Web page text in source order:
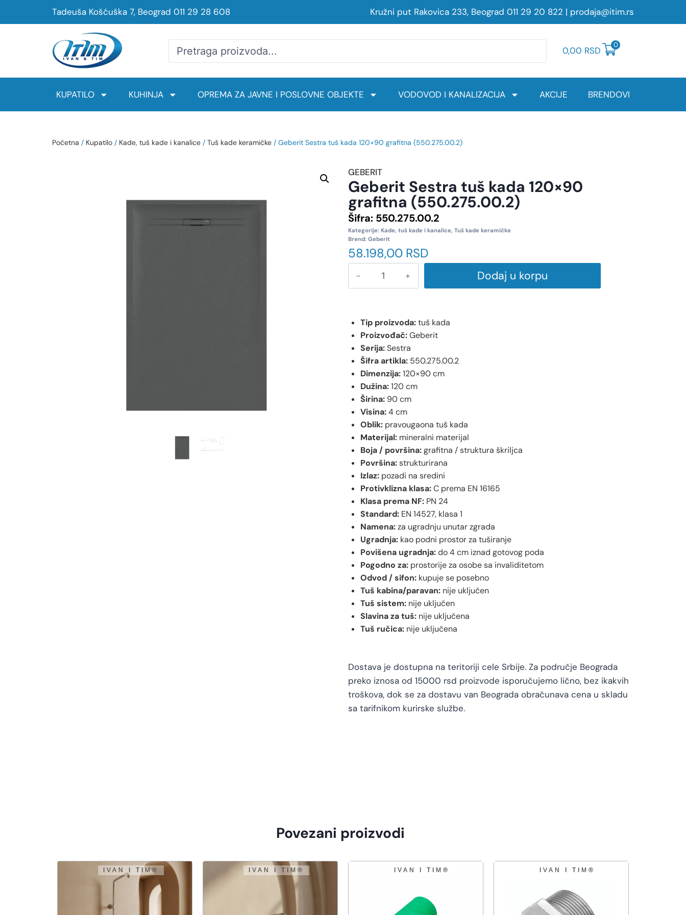
Tadeuša Košćuška 7, Beograd 011 29 28 608 Kružni put Rakovica 233, Beograd 011 29 20 822 | prodaja@itim.rs
0,00 RSD
0
KUPATILO KUHINJA OPREMA ZA JAVNE I POSLOVNE OBJEKTE VODOVOD I KANALIZACIJA AKCIJE BRENDOVI
Početna / Kupatilo / Kade, tuš kade i kanalice / Tuš kade keramičke / Geberit Sestra tuš kada 120×90 grafitna (550.275.00.2)
GEBERIT
Geberit Sestra tuš kada 120×90
grafitna (550.275.00.2)
Šifra: 550.275.00.2
Kategorije: Kade, tuš kade i kanalice, Tuš kade keramičke
Brend: Geberit
58.198,00 RSD
Dodaj u korpu
Tip proizvoda:tuš kada
Proizvođač:Geberit
Serija:Sestra
Šifra artikla: 550.275.00.2
Dimenzija:120×90 cm
Dužina:120 cm
Širina: 90 cm
Visina:4 cm
Oblik: pravougaona tuš kada
Materijal: mineralni materijal
Boja / površina:grafitna / struktura škriljca
Površina:strukturirana
Izlaz: pozadi na sredini
Protivklizna klasa:C prema EN 16165
Klasa prema NF: PN 24
Standard: EN 14527, klasa 1
Namena:za ugradnju unutar zgrada
Ugradnja: kao podni prostor za tuširanje
Povišena ugradnja:do 4 cm iznad gotovog poda
Pogodno za: prostorije za osobe sa invaliditetom
Odvod / sifon: kupuje se posebno
Tuš kabina/paravan: nije uključen
Tuš sistem: nije uključen
Slavina za tuš: nije uključena
Tuš ručica: nije uključena
Dostava je dostupna na teritoriji cele Srbije. Za područje Beograda
preko iznosa od 15000 rsd proizvode isporučujemo lično, bez ikakvih
troškova, dok se za dostavu van Beograda obračunava cena u skladu
sa tarifnikom kurirske službe.
Povezani proizvodi